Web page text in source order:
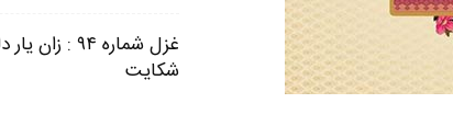
غزل شماره ۹۴
شکایت